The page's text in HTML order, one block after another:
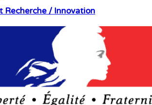
Recherche / Innovation